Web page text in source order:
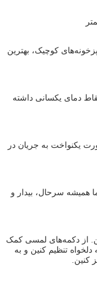
کوچیک، بهترین
دمای یکسانی داشته
یکنواخت به جریان در
همیشه سرحال، بیدار و
از دکمه‌های لمسی کمک
تنظیم کنین و به
کنین.